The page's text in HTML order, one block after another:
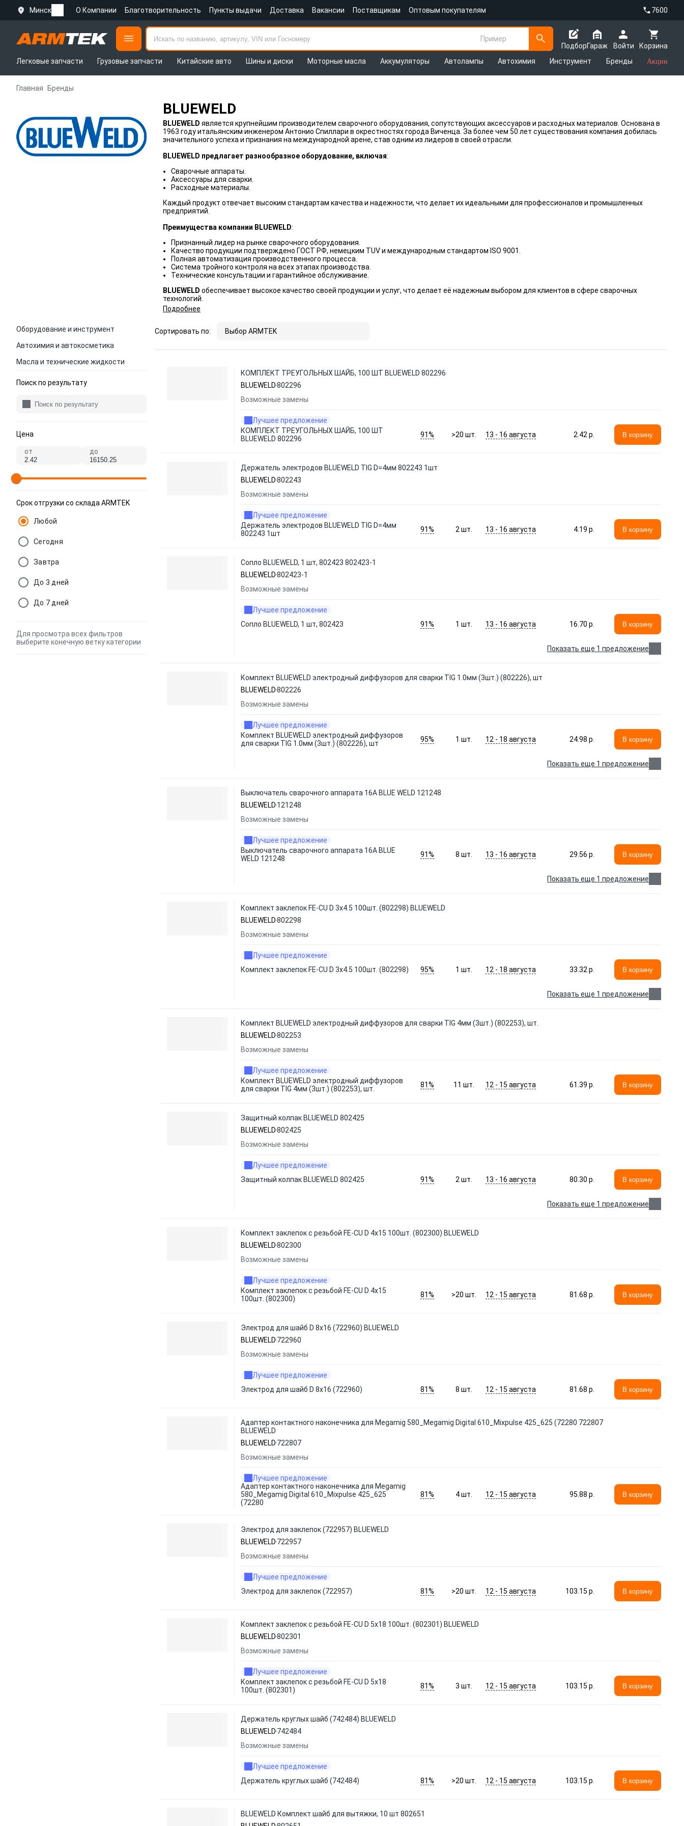
Минск О Компании Благотворительность Пункты выдачи Доставка Вакансии Поставщикам Оптовым покупателям 7600
Пример
Подбор
Корзина
Гараж
Войти
Легковые запчасти
Грузовые запчасти Китайские авто Шины и диски Моторные масла Аккумуляторы Автолампы Автохимия Инструмент Бренды Акции
Главная Бренды
BLUEWELD
BLUEWELD является крупнейшим производителем сварочного оборудования, сопутствующих аксессуаров и расходных материалов. Основана в
1963 году итальянским инженером Антонио Спиллари в окрестностях города Виченца. За более чем 50 лет существования компания добилась
значительного успеха и признания на международной арене, став одним из лидеров в своей отрасли.
BLUEWELD предлагает разнообразное оборудование, включая:
Сварочные аппараты.
Аксессуары для сварки.
Расходные материалы.
Каждый продукт отвечает высоким стандартам качества и надежности, что делает их идеальными для профессионалов и промышленных
предприятий.
Преимущества компании BLUEWELD:
Признанный лидер на рынке сварочного оборудования.
Качество продукции подтверждено ГОСТ РФ, немецким TUV и международным стандартом ISO 9001.
Полная автоматизация производственного процесса.
Система тройного контроля на всех этапах производства.
Технические консультации и гарантийное обслуживание.
BLUEWELD обеспечивает высокое качество своей продукции и услуг, что делает её надежным выбором для клиентов в сфере сварочных
технологий.
Подробнее
Оборудование и инструмент
Автохимия и автокосметика
Масла и технические жидкости
Поиск по результату
Цена
от до
Срок отгрузки со склада ARMTEK
Любой
Сегодня
Завтра
До 3 дней
До 7 дней
Для просмотра всех фильтров
выберите конечную ветку категории
Сортировать по: Выбор ARMTEK
КОМПЛЕКТ ТРЕУГОЛЬНЫХ ШАЙБ, 100 ШТ BLUEWELD 802296
BLUEWELD802296
Возможные замены
Лучшее предложение
КОМПЛЕКТ ТРЕУГОЛЬНЫХ ШАЙБ, 100 ШТ
BLUEWELD 802296
91% >20 шт. 13 - 16 августа 2.42 p. В корзину
Держатель электродов BLUEWELD TIG D=4мм 802243 1шт
BLUEWELD802243
Возможные замены
Лучшее предложение
Держатель электродов BLUEWELD TIG D=4мм
802243 1шт
91% 2 шт. 13 - 16 августа 4.19 p. В корзину
Сопло BLUEWELD, 1 шт, 802423 802423-1
BLUEWELD802423-1
Возможные замены
Лучшее предложение
Сопло BLUEWELD, 1 шт, 802423
91% 1 шт. 13 - 16 августа 16.70 p. В корзину
Показать еще 1 предложение
Комплект BLUEWELD электродный диффузоров для сварки TIG 1.0мм (3шт.) (802226), шт
BLUEWELD802226
Возможные замены
Лучшее предложение
Комплект BLUEWELD электродный диффузоров
для сварки TIG 1.0мм (3шт.) (802226), шт
95% 1 шт. 12 - 18 августа 24.98 p. В корзину
Показать еще 1 предложение
Выключатель сварочного аппарата 16A BLUE WELD 121248
BLUEWELD 121248
Возможные замены
Лучшее предложение
Выключатель сварочного аппарата 16A BLUE
WELD 121248
91% 8 шт. 13 - 16 августа 29.56 p. В корзину
Показать еще 1 предложение
Комплект заклепок FE-CU D 3x4.5 100шт. (802298) BLUEWELD
BLUEWELD802298
Возможные замены
Лучшее предложение
Комплект заклепок FE-CU D 3x4.5 100шт. (802298)
95% 1 шт. 12 - 18 августа 33.32 p. В корзину
Показать еще 1 предложение
Комплект BLUEWELD электродный диффузоров для сварки TIG 4мм (3шт.) (802253), шт.
BLUEWELD802253
Возможные замены
Лучшее предложение
Комплект BLUEWELD электродный диффузоров
для сварки TIG 4мм (3шт.) (802253), шт.
81% 11 шт. 12 - 15 августа 61.39 p. В корзину
Защитный колпак BLUEWELD 802425
BLUEWELD802425
Возможные замены
Лучшее предложение
Защитный колпак BLUEWELD 802425
91% 2 шт. 13 - 16 августа 80.30 p. В корзину
Показать еще 1 предложение
Комплект заклепок с резьбой FE-CU D 4x15 100шт. (802300) BLUEWELD
BLUEWELD802300
Возможные замены
Лучшее предложение
Комплект заклепок с резьбой FE-CU D 4x15
100шт. (802300)
81% >20 шт. 12 - 15 августа 81.68 p. В корзину
Электрод для шайб D 8x16 (722960) BLUEWELD
BLUEWELD 722960
Возможные замены
Лучшее предложение
Электрод для шайб D 8x16 (722960)
81% 8 шт. 12 - 15 августа 81.68 p. В корзину
Адаптер контактного наконечника для Megamig 580_Megamig Digital 610_Mixpulse 425_625 (72280 722807
BLUEWELD
BLUEWELD 722807
Возможные замены
Лучшее предложение
Адаптер контактного наконечника для Megamig
580_Megamig Digital 610_Mixpulse 425_625
(72280
81% 4шт. 12 - 15 августа 95.88 p. В корзину
Электрод для заклепок (722957) BLUEWELD
BLUEWELD 722957
Возможные замены
Лучшее предложение
Электрод для заклепок (722957)
81% >20 шт. 12 - 15 августа 103.15 p. В корзину
Комплект заклепок с резьбой FE-CU D 5x18 100шт. (802301) BLUEWELD
BLUEWELD802301
Возможные замены
Лучшее предложение
Комплект заклепок с резьбой FE-CU D 5x18
100шт. (802301)
81% 3 шт. 12 - 15 августа 103.15 p. В корзину
Держатель круглых шайб (742484) BLUEWELD
BLUEWELD 742484
Возможные замены
Лучшее предложение
Держатель круглых шайб (742484)
81% >20 шт. 12 - 15 августа 103.15 p. В корзину
BLUEWELD Комплект шайб для вытяжки, 10 шт 802651